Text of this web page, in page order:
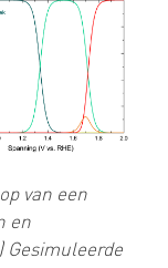
van een
en
Gesimuleerde